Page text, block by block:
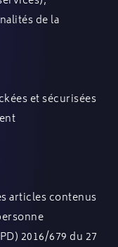
de la
et sécurisées
articles contenus
2016/679 du 27